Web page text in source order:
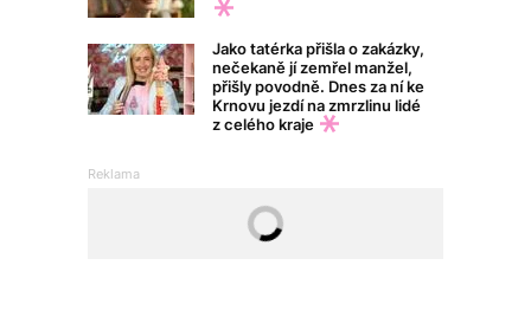
Jako tatérka přišla o zakázky,
nečekaně jí zemřel manžel,
přišly povodně. Dnes za ní ke
Krnovu jezdí na zmrzlinu lidé
z celého kraje